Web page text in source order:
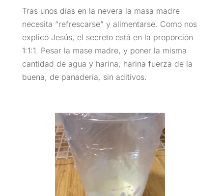
Tras unos días en la nevera la masa madre
necesita “refrescarse” y alimentarse. Como nos
explicó Jesús, el secreto está en la proporción
1:1:1. Pesar la mase madre, y poner la misma
cantidad de agua y harina, harina fuerza de la
buena, de panadería, sin aditivos.